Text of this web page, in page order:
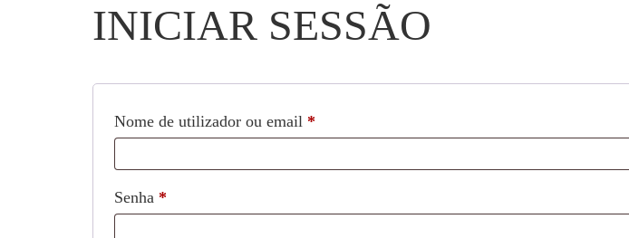
INICIAR SESSÃO
Nome de utilizador ou email *
Senha *